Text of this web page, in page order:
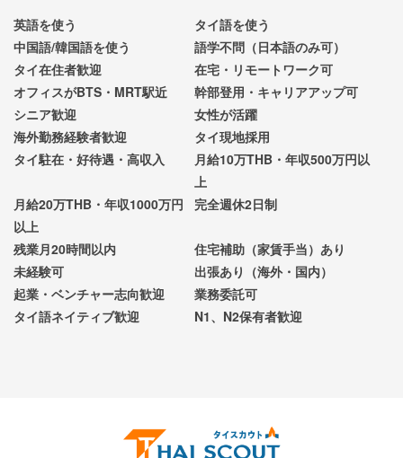
英語を使う
タイ語を使う
中国語/韓国語を使う
語学不問（日本語のみ可）
タイ在住者歓迎
在宅・リモートワーク可
オフィスがBTS・MRT駅近
幹部登用・キャリアアップ可
シニア歓迎
女性が活躍
海外勤務経験者歓迎
タイ現地採用
タイ駐在・好待遇・高収入
月給10万THB・年収500万円以
上
月給20万THB・年収1000万円
以上
完全週休2日制
残業月20時間以内
住宅補助（家賃手当）あり
未経験可
出張あり（海外・国内）
起業・ベンチャー志向歓迎
業務委託可
タイ語ネイティブ歓迎
N1、N2保有者歓迎